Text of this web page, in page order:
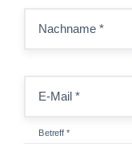
Nachname *
E-Mail *
Betreff*